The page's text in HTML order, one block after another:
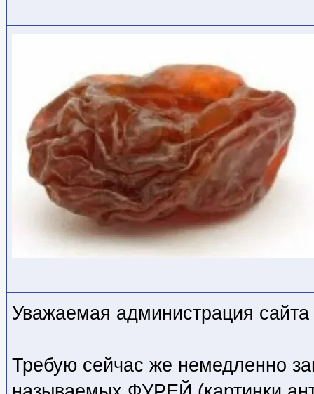
Уважаемая администрация
Требую сейчас же немедленно